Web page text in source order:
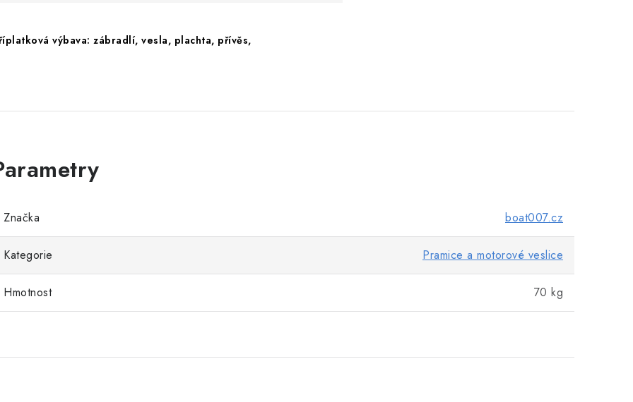
výbava: zábradlí, vesla, plachta, přívěs,
Značka boat007.cz
Kategorie Pramice a motorové veslice
Hmotnost 70 kg